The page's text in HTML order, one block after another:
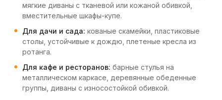
мягкие диваны с тканевой или кожаной обивкой,
вместительные шкафы-купе.
Для дачи и сада: кованые скамейки, пластиковые
столы, устойчивые к дождю, плетеные кресла из
ротанга.
Для кафе и ресторанов: барные стулья на
металлическом каркасе, деревянные обеденные
группы, диваны с износостойкой обивкой.